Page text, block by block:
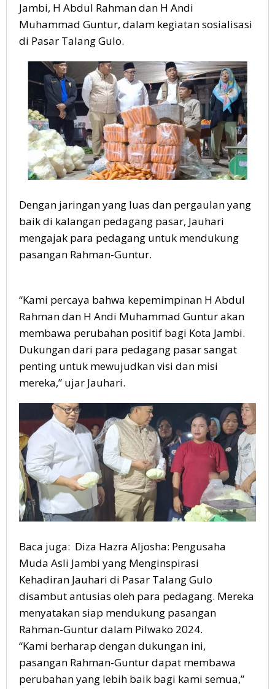
Jambi, H Abdul Rahman dan H Andi
Muhammad Guntur, dalam kegiatan sosialisasi
di Pasar Talang Gulo.
Dengan jaringan yang luas dan pergaulan yang
baik di kalangan pedagang pasar, Jauhari
mengajak para pedagang untuk mendukung
pasangan Rahman-Guntur.
“Kami percaya bahwa kepemimpinan H Abdul
Rahman dan H Andi Muhammad Guntur akan
membawa perubahan positif bagi Kota Jambi.
Dukungan dari para pedagang pasar sangat
penting untuk mewujudkan visi dan misi
mereka,” ujar Jauhari.
Baca juga: Diza Hazra Aljosha: Pengusaha
Muda Asli Jambi yang Menginspirasi
Kehadiran Jauhari di Pasar Talang Gulo
disambut antusias oleh para pedagang. Mereka
menyatakan siap mendukung pasangan
Rahman-Guntur dalam Pilwako 2024.
“Kami berharap dengan dukungan ini,
pasangan Rahman-Guntur dapat membawa
perubahan yang lebih baik bagi kami semua,”